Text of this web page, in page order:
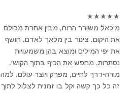
★
★
★
★
★
מיכאל משורר הרוח, מבין אחרת מכולם
את היקום. צינור בין מלאך לאדם. חושף
את יפי המילים ומוצא בהן משמעויות
נסתרות. מחפש את הכיף בתוך הקושי.
מורה-דרך לחיים, מפרק ויוצר עולם. למה
זה כל כך קשה וקל בו זמנית לצלול לתוך